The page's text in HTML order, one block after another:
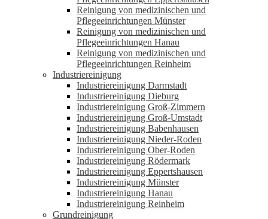
Reinigung von medizinischen und
Pflegeeinrichtungen Münster
Reinigung von medizinischen und
Pflegeeinrichtungen Hanau
Reinigung von medizinischen und
Pflegeeinrichtungen Reinheim
Industriereinigung
Industriereinigung Darmstadt
Industriereinigung Dieburg
Industriereinigung Groß-Zimmern
Industriereinigung Groß-Umstadt
Industriereinigung Babenhausen
Industriereinigung Nieder-Roden
Industriereinigung Ober-Roden
Industriereinigung Rödermark
Industriereinigung Eppertshausen
Industriereinigung Münster
Industriereinigung Hanau
Industriereinigung Reinheim
Grundreinigung